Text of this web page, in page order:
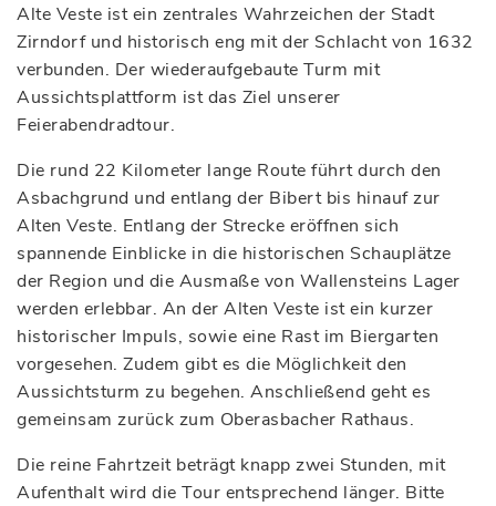
Alte Veste ist ein zentrales Wahrzeichen der Stadt
Zirndorf und historisch eng mit der Schlacht von 1632
verbunden. Der wiederaufgebaute Turm mit
Aussichtsplattform ist das Ziel unserer
Feierabendradtour.
Die rund 22 Kilometer lange Route führt durch den
Asbachgrund und entlang der Bibert bis hinauf zur
Alten Veste. Entlang der Strecke eröffnen sich
spannende Einblicke in die historischen Schauplätze
der Region und die Ausmaße von Wallensteins Lager
werden erlebbar. An der Alten Veste ist ein kurzer
historischer Impuls, sowie eine Rast im Biergarten
vorgesehen. Zudem gibt es die Möglichkeit den
Aussichtsturm zu begehen. Anschließend geht es
gemeinsam zurück zum Oberasbacher Rathaus.
Die reine Fahrtzeit beträgt knapp zwei Stunden, mit
Aufenthalt wird die Tour entsprechend länger. Bitte